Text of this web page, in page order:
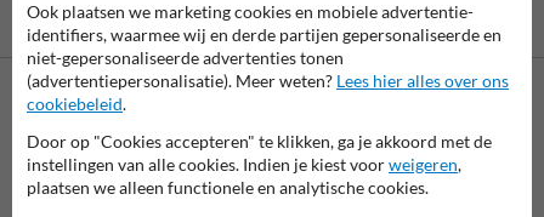
Vooruitbetaling
per bank
Betaling achteraf
is mogelijk
Wij zijn op werkdagen (van 8.00 tot 17.00) te bereiken op 011
495 473.
Vragen? Stuur een e-mail naarinfo@trafficsupply.beof vul het
Ook plaatsen we marketing cookies en mobiele advertentie-
identifiers, waarmee wij en derde partijen gepersonaliseerde en
niet-gepersonaliseerde advertenties tonen
(advertentiepersonalisatie). Meer weten? Lees hier alles over ons
cookiebeleid.
Door op "Cookies accepteren" te klikken, ga je akkoord met de
instellingen van alle cookies. Indien je kiest voorweigeren,
plaatsen we alleen functionele en analytische cookies.